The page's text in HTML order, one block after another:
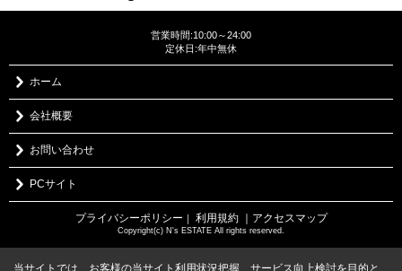
営業時間:10:00～24:00
定休日:年中無休
ホーム
会社概要
お問い合わせ
PCサイト
プライバシーポリシー ｜ 利用規約 ｜アクセスマップ
Copyright(c) N's ESTATE All rights reserved.
当サイトでは、お客様の当サイト利用状況把握、サービス向上検討を目的と